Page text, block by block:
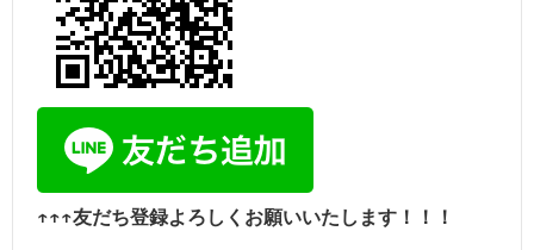
↑↑↑友だち登録よろしくお願いいたします！！！